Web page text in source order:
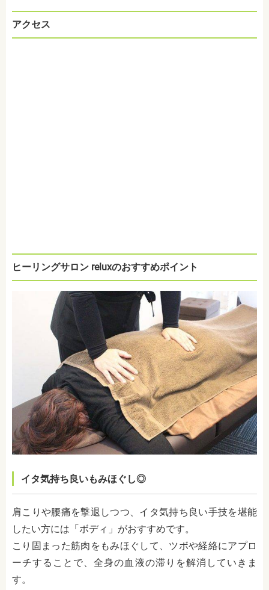
アクセス
ヒーリングサロン reluxのおすすめポイント
イタ気持ち良いもみほぐし◎
肩こりや腰痛を撃退しつつ、イタ気持ち良い手技を堪能
したい方には「ボディ」がおすすめです。
こり固まった筋肉をもみほぐして、ツボや経絡にアプロ
ーチすることで、全身の血液の滞りを解消していきま
す。